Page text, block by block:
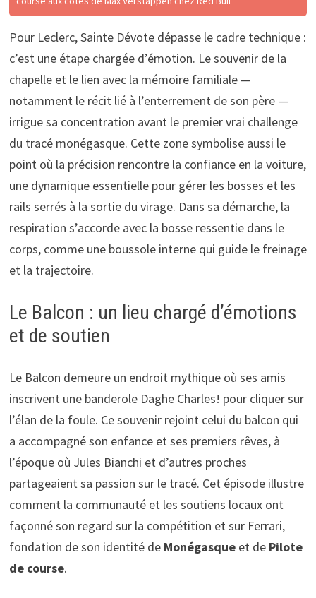
Pour Leclerc, Sainte Dévote dépasse le cadre technique :
c’est une étape chargée d’émotion. Le souvenir de la
chapelle et le lien avec la mémoire familiale —
notamment le récit lié à l’enterrement de son père —
irrigue sa concentration avant le premier vrai challenge
du tracé monégasque. Cette zone symbolise aussi le
point où la précision rencontre la confiance en la voiture,
une dynamique essentielle pour gérer les bosses et les
rails serrés à la sortie du virage. Dans sa démarche, la
respiration s’accorde avec la bosse ressentie dans le
corps, comme une boussole interne qui guide le freinage
et la trajectoire.
Le Balcon : un lieu chargé d’émotions
et de soutien
Le Balcon demeure un endroit mythique où ses amis
inscrivent une banderole Daghe Charles! pour cliquer sur
l’élan de la foule. Ce souvenir rejoint celui du balcon qui
a accompagné son enfance et ses premiers rêves, à
l’époque où Jules Bianchi et d’autres proches
partageaient sa passion sur le tracé. Cet épisode illustre
comment la communauté et les soutiens locaux ont
façonné son regard sur la compétition et sur Ferrari,
fondation de son identité de Monégasqueet de Pilote
de course.